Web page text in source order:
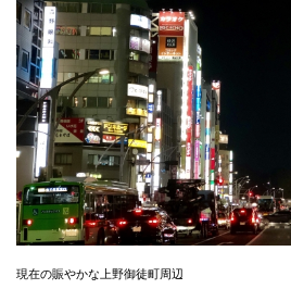
現在の賑やかな上野御徒町周辺